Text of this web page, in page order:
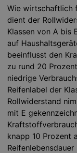
Wie wirtschaftlich
dient der
Klassen von A bis
auf
beeinflusst den
zu rund 20
niedrige
Reifenlabel der
Rollwiderstand
mit E
knapp 10 Prozent